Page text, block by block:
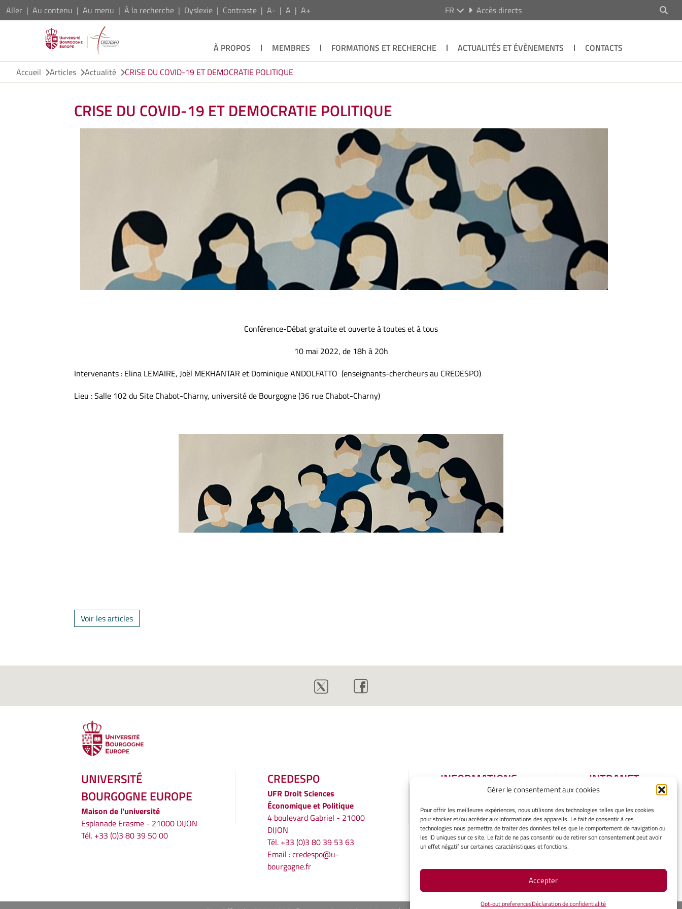
Gérer le consentement aux cookies
Pour offrir les meilleures expériences, nous utilisons des technologies telles que les cookies
pour stocker et/ou accéder aux informations des appareils. Le fait de consentir à ces
technologies nous permettra de traiter des données telles que le comportement de navigation ou
les ID uniques sur ce site. Le fait de ne pas consentir ou de retirer son consentement peut avoir
un effet négatif sur certaines caractéristiques et fonctions.
Accepter
Opt-out preferencesDéclaration de confidentialité
Aller Au contenu Au menu À la recherche Dyslexie Contraste A- A A+ FR Accès directs
À PROPOS MEMBRES FORMATIONS ET RECHERCHE ACTUALITÉS ET ÉVÈNEMENTS
CONTACTS
Accueil
Articles Actualité CRISE DU COVID-19 ET DEMOCRATIE POLITIQUE
CRISE DU COVID-19 ET DEMOCRATIE POLITIQUE
Conférence-Débat gratuite et ouverte à toutes et à tous
10 mai 2022, de 18h à 20h
Intervenants : Elina LEMAIRE, Joël MEKHANTAR et Dominique ANDOLFATTO (enseignants-chercheurs au CREDESPO)
Lieu : Salle 102 du Site Chabot-Charny, université de Bourgogne (36 rue Chabot-Charny)
Voir les articles
UNIVERSITÉ
BOURGOGNE EUROPE
Maison de l'université
Esplanade Erasme - 21000 DIJON
Tél. +33 (0)3 80 39 50 00
CREDESPO
UFR Droit Sciences
Économique et Politique
4 boulevard Gabriel - 21000
DIJON
Tél. +33 (0)3 80 39 53 63
Email :credespo@u-
bourgogne.fr
INFORMATIONS
Mentions légales
Gérer mes cookies
Politique de cookies
Déclaration de
Avertissement
INTRANET